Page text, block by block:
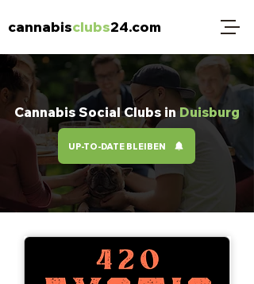
cannabisclubs24.com
Cannabis Social Clubs inDuisburg
UP-TO-DATE BLEIBEN